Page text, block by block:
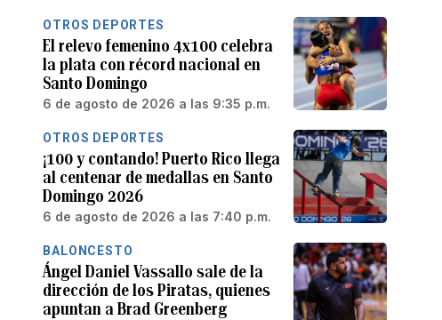
OTROS DEPORTES
El relevo femenino 4x100 celebra
la plata con récord nacional en
Santo Domingo
6 de agosto de 2026 a las 9:35 p.m.
OTROS DEPORTES
¡100 y contando! Puerto Rico llega
al centenar de medallas en Santo
Domingo 2026
6 de agosto de 2026 a las 7:40 p.m.
BALONCESTO
Ángel Daniel Vassallo sale de la
dirección de los Piratas, quienes
apuntan a Brad Greenberg